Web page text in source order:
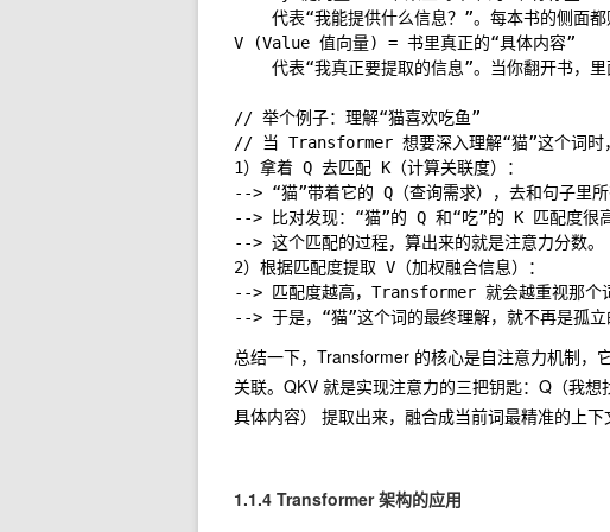
V (Value 值向量) = 书里真正的“具体内容”
// 举个例子：理解“猫喜欢吃鱼”
// 当 Transformer 想要深入理解“猫”这个词时
1）拿着 Q 去匹配 K（计算关联度）：
--> “猫”带着它的 Q（查询需求），去和句子里
--> 比对发现：“猫”的 Q 和“吃”的 K 匹配度很
--> 这个匹配的过程，算出来的就是注意力分数。
2）根据匹配度提取 V（加权融合信息）：
--> 匹配度越高，Transformer 就会越重视那个
--> 于是，“猫”这个词的最终理解，就不再是孤立
总结一下，Transformer 的核心是自注意力机制，
关联。QKV 就是实现注意力的三把钥匙：Q（我
具体内容） 提取出来，融合成当前词最精准的上下
1.1.4 Transformer 架构的应用